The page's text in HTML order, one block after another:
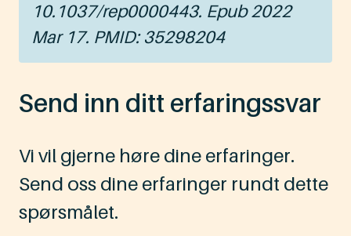
10.1037/rep0000443. Epub 2022
Mar 17. PMID: 35298204
Send inn ditt erfaringssvar
Vi vil gjerne høre dine erfaringer.
Send oss dine erfaringer rundt dette
spørsmålet.